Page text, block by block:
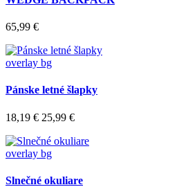
65,99 €
overlay bg
Pánske letné šlapky
18,19 € 25,99 €
overlay bg
Slnečné okuliare